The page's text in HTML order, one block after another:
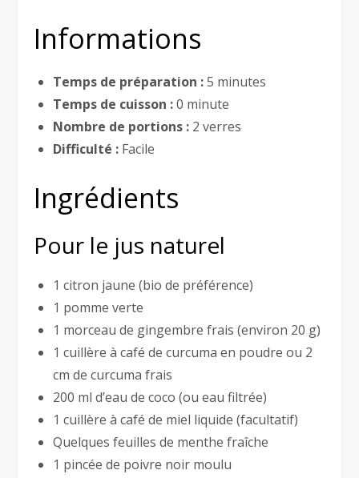
Informations
Temps de préparation :5 minutes
Temps de cuisson :0 minute
Nombre de portions : 2 verres
Difficulté : Facile
Ingrédients
Pour le jus naturel
1 citron jaune (bio de préférence)
1 pomme verte
1 morceau de gingembre frais (environ 20 g)
1 cuillère à café de curcuma en poudre ou 2
cm de curcuma frais
200 ml d’eau de coco (ou eau filtrée)
1 cuillère à café de miel liquide (facultatif)
Quelques feuilles de menthe fraîche
1 pincée de poivre noir moulu